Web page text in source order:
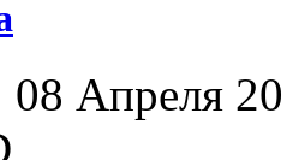
08 Апреля